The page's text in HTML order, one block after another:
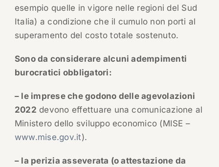
esempio quelle in vigore nelle regioni del Sud
Italia) a condizione che il cumulo non porti al
superamento del costo totale sostenuto.
Sono da considerare alcuni adempimenti
burocratici obbligatori:
– le imprese che godono delle agevolazioni
2022 devono effettuare una comunicazione al
Ministero dello sviluppo economico (MISE –
www.mise.gov.it).
– la perizia asseverata (o attestazione da